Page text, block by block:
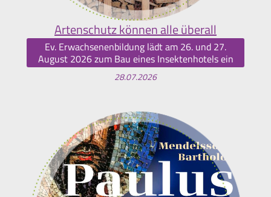
Artenschutz können alle überall
Ev. Erwachsenenbildung lädt am 26. und 27.
August 2026 zum Bau eines Insektenhotels ein
28.07.2026